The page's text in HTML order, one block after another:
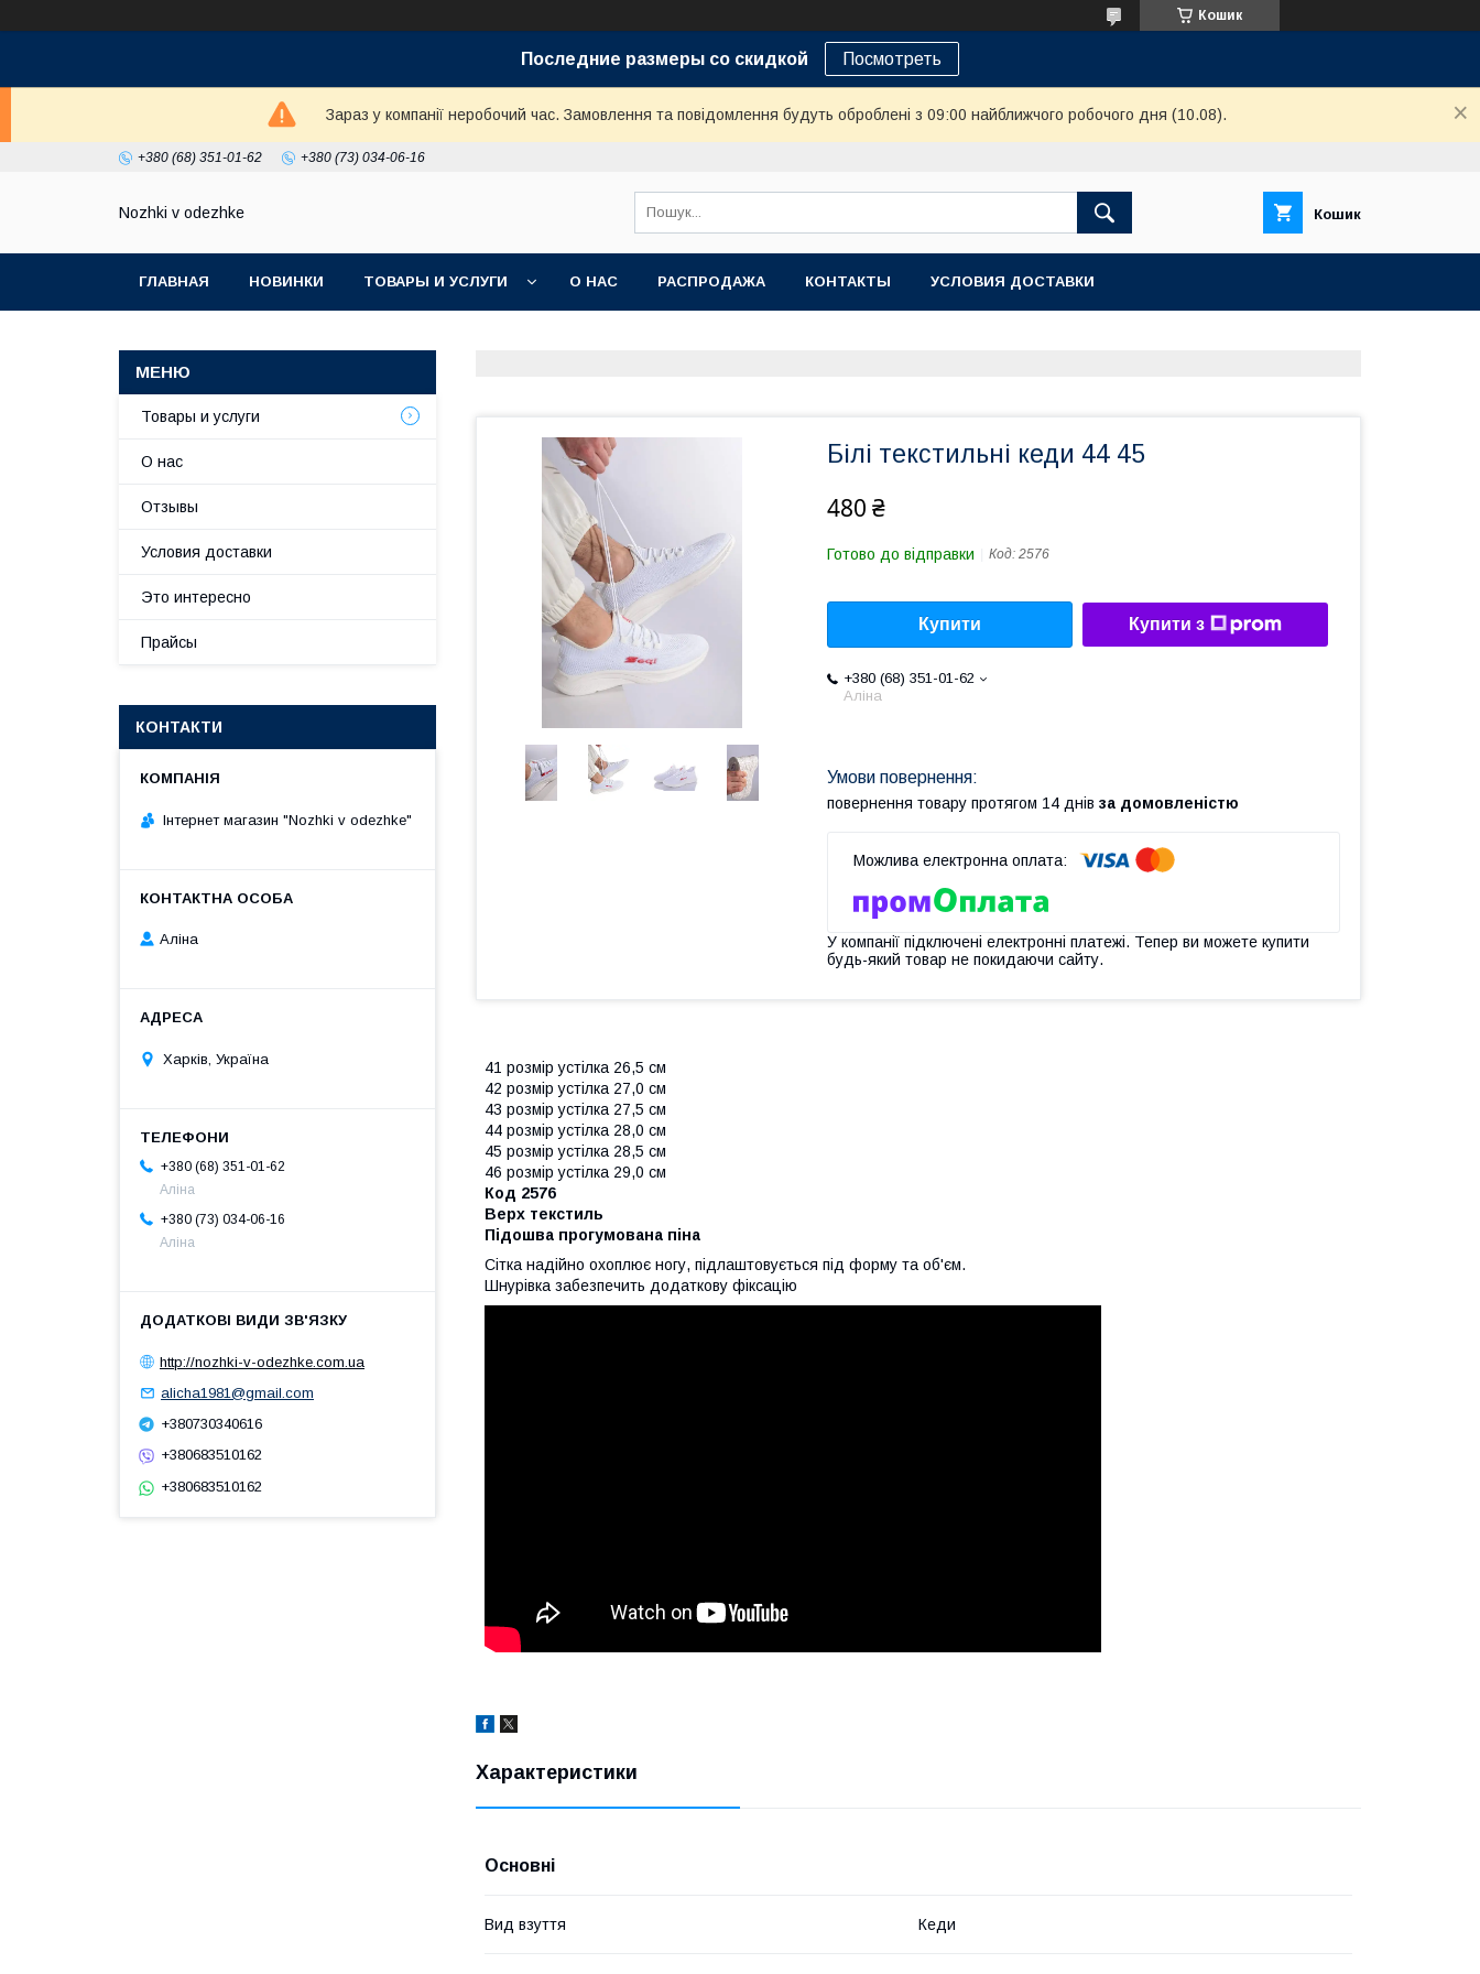
Кошик
Последние размеры со скидкой Посмотреть
Зараз у компанії неробочий час. Замовлення та повідомлення будуть оброблені з 09:00 найближчого робочого дня (10.08).
+380 (68) 351-01-62 +380 (73) 034-06-16
Nozhki v odezhke Кошик
ГЛАВНАЯ НОВИНКИ ТОВАРЫ И УСЛУГИ О НАС РАСПРОДАЖА КОНТАКТЫ УСЛОВИЯ ДОСТАВКИ
Білі текстильні кеди 44 45
480 ₴
Готово до відправки Код: 2576
Купити Купити з
+380 (68) 351-01-62
Аліна
повернення товару протягом 14 днів за домовленістю
У компанії підключені електронні платежі. Тепер ви можете купити
будь-який товар не покидаючи сайту.
41 розмір устілка 26,5 см
42 розмір устілка 27,0 см
43 розмір устілка 27,5 см
44 розмір устілка 28,0 см
45 розмір устілка 28,5 см
46 розмір устілка 29,0 см
Код 2576
Верх текстиль
Підошва прогумована піна
Сітка надійно охоплює ногу, підлаштовується під форму та об'єм.
Шнурівка забезпечить додаткову фіксацію
Характеристики
Основні
Вид взуття Кеди
Товары и услуги
О нас
Отзывы
Условия доставки
Это интересно
Прайсы
КОНТАКТИ
Інтернет магазин "Nozhki v odezhke"
Аліна
Харків, Україна
+380 (68) 351-01-62
Аліна
+380 (73) 034-06-16
Аліна
http://nozhki-v-odezhke.com.ua
alicha1981@gmail.com
+380730340616
+380683510162
+380683510162